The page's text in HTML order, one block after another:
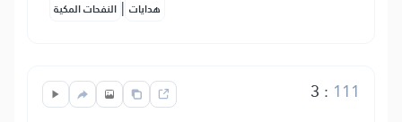
النفحات المكية | هدايات
3 : 111